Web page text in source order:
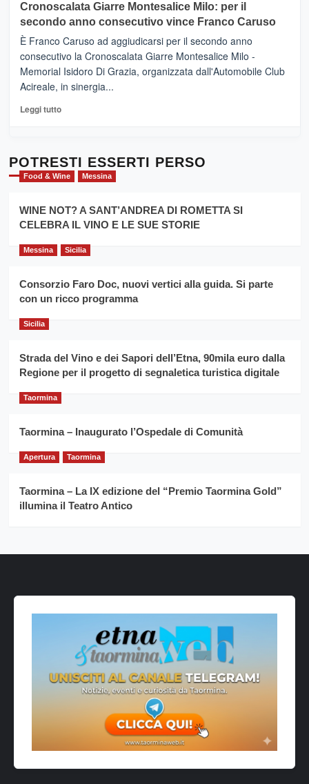
tra
sapori
vicoli
medievali
Mondello
(Palermo)
–
“E
adesso
Pasta
–
Sicilia
l’
evento
per
la
filiera
grano
Cronoscalata Giarre Montesalice Milo: per il
secondo anno consecutivo vince Franco Caruso
È Franco Caruso ad aggiudicarsi per il secondo anno
consecutivo la Cronoscalata Giarre Montesalice Milo -
Memorial Isidoro Di Grazia, organizzata dall'Automobile Club
Acireale, in sinergia...
Leggi tuttoLeggi
Cronoscalata
Giarre
Montesalice
per
il
anno
Franco
Caruso
POTRESTI ESSERTI PERSO
Food & Wine Messina
WINE NOT? A SANT’ANDREA DI ROMETTA SI
CELEBRA IL VINO E LE SUE STORIE
Messina Sicilia
Consorzio Faro Doc, nuovi vertici alla guida. Si parte
con un ricco programma
Sicilia
Strada del Vino e dei Sapori dell’Etna, 90mila euro dalla
Regione per il progetto di segnaletica turistica digitale
Taormina
Taormina – Inaugurato l’Ospedale di Comunità
Apertura Taormina
Taormina – La IX edizione del “Premio Taormina Gold”
illumina il Teatro Antico